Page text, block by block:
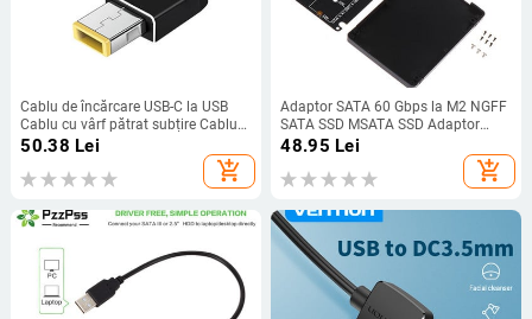
Cablu de încărcare USB-C la USB
Cablu cu vârf pătrat subțire Cablu
de alimentare pentru încărcător PD
tip C pentru laptop Lenovo 65w
90w Yoga 2 Pro 13 Thinkpad
50.38 Lei
add_shopping_cart
Adaptor SATA 60 Gbps la M2 NGFF
SATA SSD MSATA SSD Adaptor
MSATA la SATA M.2 NGFF la placă
48.95 Lei
add_shopping_cart